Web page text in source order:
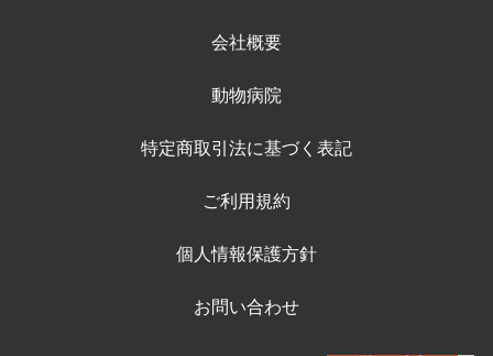
会社概要
動物病院
特定商取引法に基づく表記
ご利用規約
個人情報保護方針
お問い合わせ